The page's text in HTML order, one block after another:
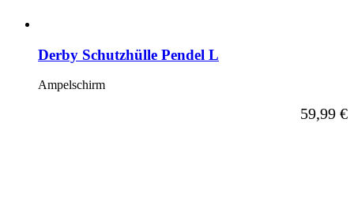
Derby Schutzhülle Pendel L
Ampelschirm
59,99 €